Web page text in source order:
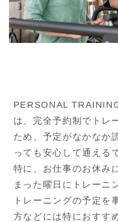
PERSONAL
は、完全予約制でトレ
ため、予定がなかなか
っても安心して通える
特に、お仕事のお休み
まった曜日にトレーニ
トレーニングの予定を
方などには特におすす